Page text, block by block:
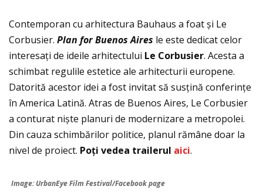
Contemporan cu arhitectura Bauhaus a foat și Le
Corbusier. Plan for Buenos Aires le este dedicat celor
interesați de ideile arhitectului Le Corbusier. Acesta a
schimbat regulile estetice ale arhitecturii europene.
Datorită acestor idei a fost invitat să susțină conferințe
în America Latină. Atras de Buenos Aires, Le Corbusier
a conturat niște planuri de modernizare a metropolei.
Din cauza schimbărilor politice, planul rămâne doar la
nivel de proiect. Poţi vedea trailerul aici.
Image: UrbanEye Film Festival/Facebook page